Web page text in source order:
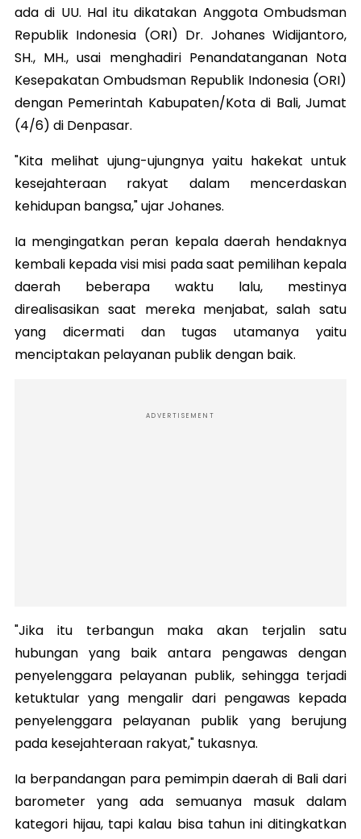
ada di UU. Hal itu dikatakan Anggota Ombudsman
Republik Indonesia (ORI) Dr. Johanes Widijantoro,
SH., MH., usai menghadiri Penandatanganan Nota
Kesepakatan Ombudsman Republik Indonesia (ORI)
dengan Pemerintah Kabupaten/Kota di Bali, Jumat
(4/6) di Denpasar.
"Kita melihat ujung-ujungnya yaitu hakekat untuk
kesejahteraan rakyat dalam mencerdaskan
kehidupan bangsa," ujar Johanes.
Ia mengingatkan peran kepala daerah hendaknya
kembali kepada visi misi pada saat pemilihan kepala
daerah beberapa waktu lalu, mestinya
direalisasikan saat mereka menjabat, salah satu
yang dicermati dan tugas utamanya yaitu
menciptakan pelayanan publik dengan baik.
ADVERTISEMENT
"Jika itu terbangun maka akan terjalin satu
hubungan yang baik antara pengawas dengan
penyelenggara pelayanan publik, sehingga terjadi
ketuktular yang mengalir dari pengawas kepada
penyelenggara pelayanan publik yang berujung
pada kesejahteraan rakyat," tukasnya.
Ia berpandangan para pemimpin daerah di Bali dari
barometer yang ada semuanya masuk dalam
kategori hijau, tapi kalau bisa tahun ini ditingkatkan